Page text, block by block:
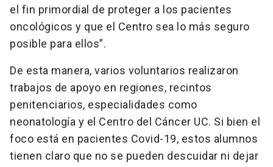
el fin primordial de proteger a los pacientes
oncológicos y que el Centro sea lo más seguro
posible para ellos”.
De esta manera, varios voluntarios realizaron
trabajos de apoyo en regiones, recintos
penitenciarios, especialidades como
neonatología y el Centro del Cáncer UC. Si bien el
foco está en pacientes Covid-19, estos alumnos
tienen claro que no se pueden descuidar ni dejar